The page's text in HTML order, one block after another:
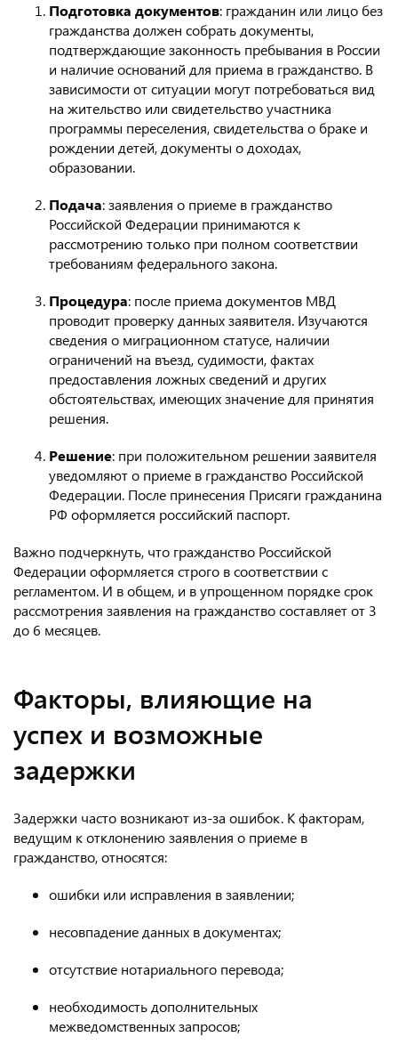
Подготовка документов: гражданин или лицо без
гражданства должен собрать документы,
подтверждающие законность пребывания в России
и наличие оснований для приема в гражданство. В
зависимости от ситуации могут потребоваться вид
на жительство или свидетельство участника
программы переселения, свидетельства о браке и
рождении детей, документы о доходах,
образовании.
Подача: заявления о приеме в гражданство
Российской Федерации принимаются к
рассмотрению только при полном соответствии
требованиям федерального закона.
Процедура: после приема документов МВД
проводит проверку данных заявителя. Изучаются
сведения о миграционном статусе, наличии
ограничений на въезд, судимости, фактах
предоставления ложных сведений и других
обстоятельствах, имеющих значение для принятия
решения.
Решение: при положительном решении заявителя
уведомляют о приеме в гражданство Российской
Федерации. После принесения Присяги гражданина
РФ оформляется российский паспорт.
Важно подчеркнуть, что гражданство Российской
Федерации оформляется строго в соответствии с
регламентом. И в общем, и в упрощенном порядке срок
рассмотрения заявления на гражданство составляет от 3
до 6 месяцев.
Факторы, влияющие на
успех и возможные
задержки
Задержки часто возникают из-за ошибок. К факторам,
ведущим к отклонению заявления о приеме в
гражданство, относятся:
ошибки или исправления в заявлении;
несовпадение данных в документах;
отсутствие нотариального перевода;
необходимость дополнительных
межведомственных запросов;